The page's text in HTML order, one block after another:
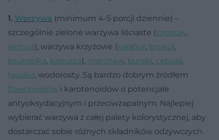
1. Warzywa (minimum 4-5 porcji dziennie) –
szczególnie zielone warzywa liściaste (szpinak,
jarmuż), warzywa krzyżowe (kalafior, brokuł,
brukselka, kapusta), marchew, buraki, cebula,
fasolka, wodorosty. Są bardzo dobrym źródłem
flawonoidów i karotenoidów o potencjale
antyoksydacyjnym i przeciwzapalnym. Najlepiej
wybierać warzywa z całej palety kolorystycznej, aby
dostarczać sobie różnych składników odżywczych.